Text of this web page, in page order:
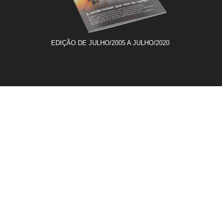
EDIÇÃO DE JULHO/2005 A JULHO/2020